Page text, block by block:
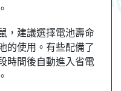
，建議選擇電池壽命
的使用。有些配備了
時間後自動進入省電